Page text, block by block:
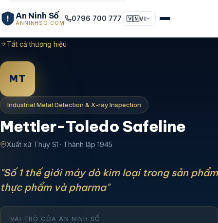
An Ninh Số
ANNINHSO.COM
0796 700 777 🇻🇳VI
Tất cả thương hiệu
MT
Industrial Metal Detection & X-ray Inspection
Mettler-Toledo Safeline
Xuất xứ Thụy Sĩ · Thành lập 1945
"Số 1 thế giới máy dò kim loại trong sản phẩm
thực phẩm và pharma"
VAI TRÒ CỦA AN NINH SỐ